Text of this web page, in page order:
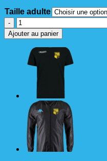
Taille adulte
quantité
de
TEE
Tee-
shirt
Ajouter au panier